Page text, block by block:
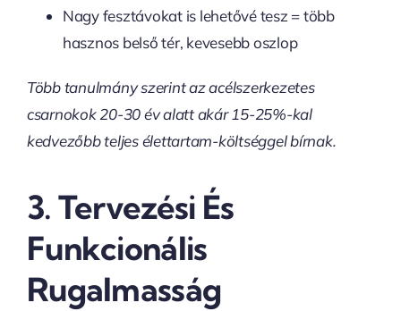
Nagy fesztávokat is lehetővé tesz = több
hasznos belső tér, kevesebb oszlop
Több tanulmány szerint az acélszerkezetes
csarnokok 20-30 év alatt akár 15-25%-kal
kedvezőbb teljes élettartam-költséggel bírnak.
3. Tervezési És
Funkcionális
Rugalmasság